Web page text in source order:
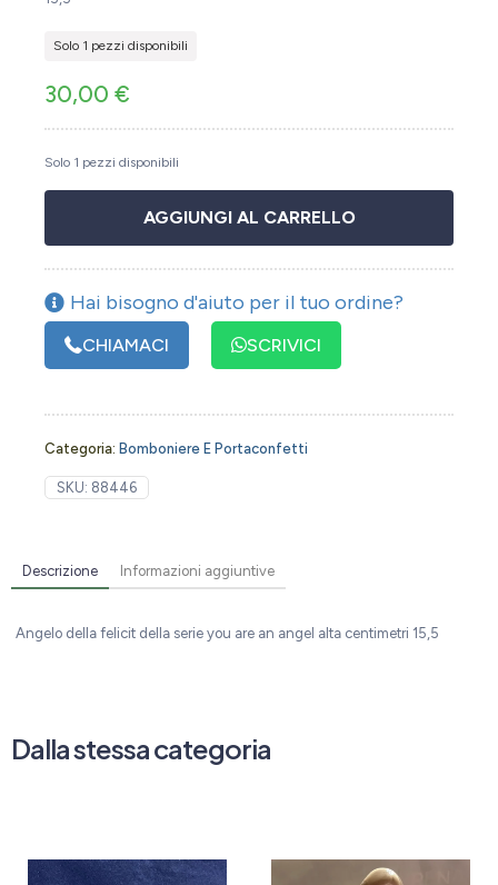
Solo 1 pezzi disponibili
30,00 €
Solo 1 pezzi disponibili
AGGIUNGI AL CARRELLO
Hai bisogno d'aiuto per il tuo ordine?
CHIAMACI SCRIVICI
Categoria: Bomboniere E Portaconfetti
SKU: 88446
Descrizione Informazioni aggiuntive
Angelo della felicit della serie you are an angel alta centimetri 15,5
Dalla stessa categoria